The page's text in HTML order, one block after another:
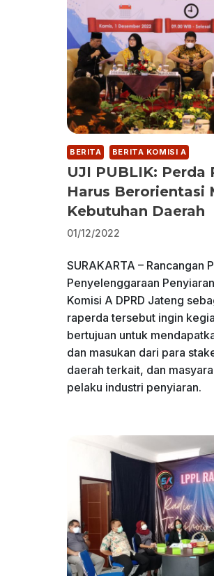
BERITA BERITA KOMISI A
UJI PUBLIK: Perda
Harus Berorientasi
Kebutuhan Daerah
01/12/2022
SURAKARTA – Rancangan
Penyelenggaraan
Komisi A DPRD Jateng
raperda tersebut ingin
bertujuan untuk
dan masukan dari para
daerah terkait, dan
pelaku industri penyiaran.